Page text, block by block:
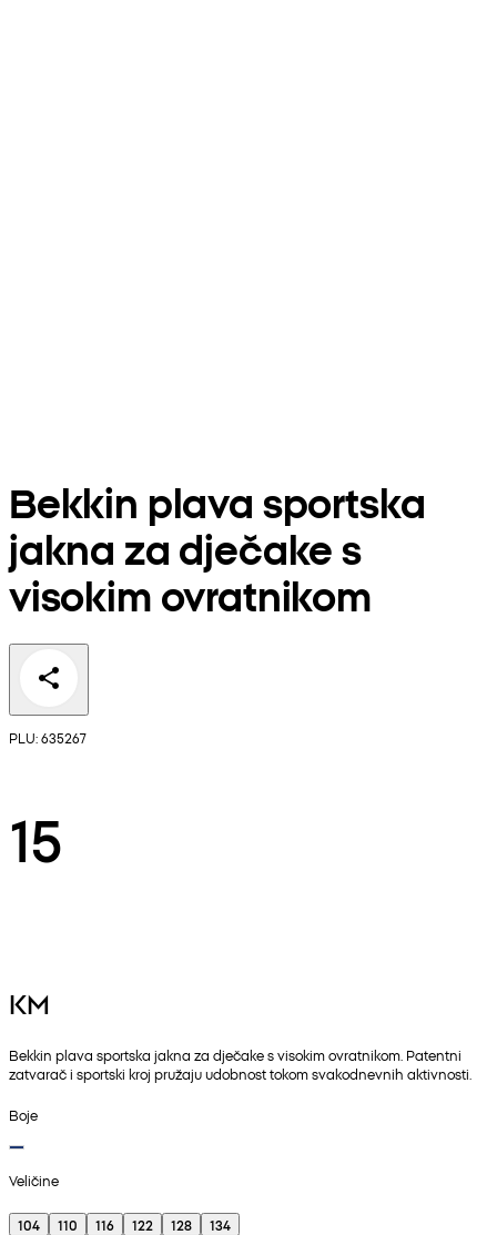
Bekkin plava sportska
jakna za dječake s
visokim ovratnikom
PLU: 635267
15
KM
Bekkin plava sportska jakna za dječake s visokim ovratnikom. Patentni
zatvarač i sportski kroj pružaju udobnost tokom svakodnevnih aktivnosti.
Boje
Veličine
104 110 116 122 128
134